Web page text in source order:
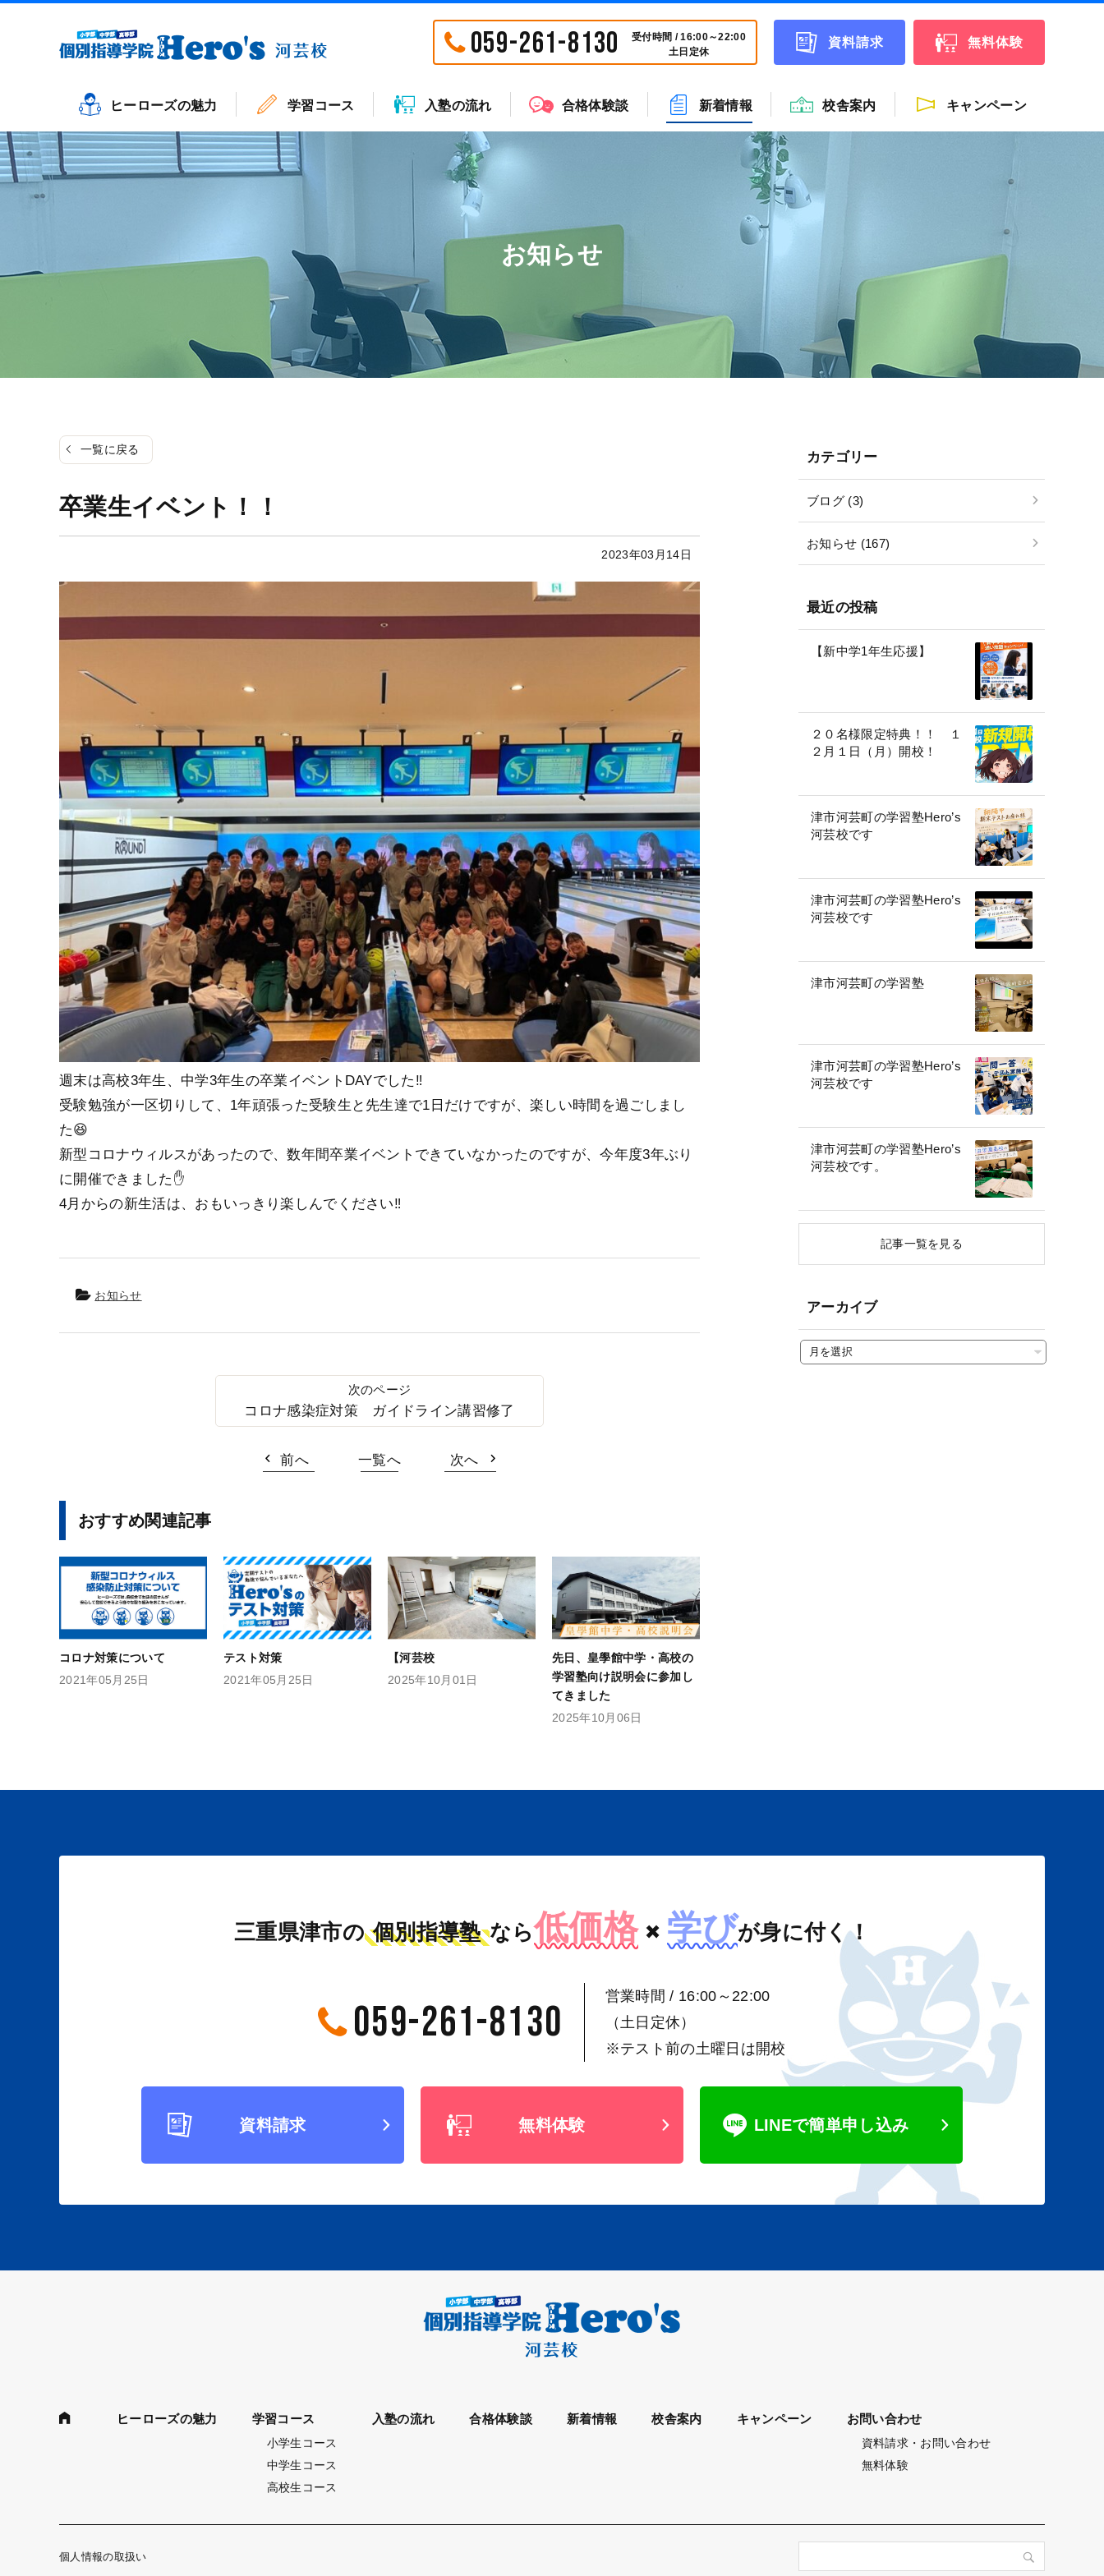
059-261-8130
受付時間 / 16:00～22:00
土日定休
資料請求 無料体験
ヒーローズの魅力 学習コース 入塾の流れ 合格体験談 新着情報 校舎案内 キャンペーン
お知らせ
一覧に戻る
卒業生イベント！！
2023年03月14日
週末は高校3年生、中学3年生の卒業イベントDAYでした‼️
受験勉強が一区切りして、1年頑張った受験生と先生達で1日だけですが、楽しい時間を過ごしまし
た😆
新型コロナウィルスがあったので、数年間卒業イベントできていなかったのですが、今年度3年ぶり
に開催できました✋
4月からの新生活は、おもいっきり楽しんでください‼️
お知らせ
コロナ感染症対策 ガイドライン講習修了
前へ 一覧へ 次へ
おすすめ関連記事
コロナ対策について
2021年05月25日
テスト対策
2021年05月25日
【河芸校
2025年10月01日
先日、皇學館中学・高校の
学習塾向け説明会に参加し
てきました️
2025年10月06日
カテゴリー
ブログ (3)
お知らせ (167)
最近の投稿
【新中学1年生応援】
２０名様限定特典！！ １
２月１日（月）開校！
津市河芸町の学習塾Hero’s
河芸校です
津市河芸町の学習塾Hero’s
河芸校です
津市河芸町の学習塾
津市河芸町の学習塾Hero’s
河芸校です
津市河芸町の学習塾Hero’s
河芸校です。
記事一覧を見る
アーカイブ
三重県津市の 個別指導塾 なら低価格 × 学びが身に付く！
059-261-8130
営業時間 / 16:00～22:00
（土日定休）
※テスト前の土曜日は開校
資料請求 無料体験 LINEで簡単申し込み
ヒーローズの魅力 学習コース
小学生コース
中学生コース
高校生コース
入塾の流れ 合格体験談 新着情報 校舎案内 キャンペーン お問い合わせ
資料請求・お問い合わせ
無料体験
個人情報の取扱い